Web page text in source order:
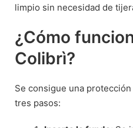
limpio sin necesidad de
¿Cómo
Colibrì?
Se consigue una
tres pasos: